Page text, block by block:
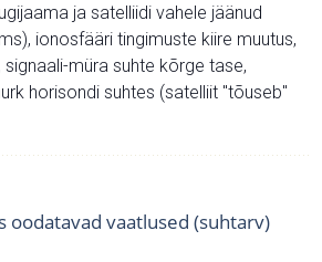
ja satelliidi vahele jäänud
ionosfääri tingimuste kiire muutus,
signaali-müra suhte kõrge tase,
horisondi suhtes (satelliit "tõuseb"
oodatavad vaatlused (suhtarv)